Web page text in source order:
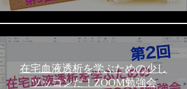
在宅血液透析を学ぶための少し
ツッコンだ！ZOOM勉強会